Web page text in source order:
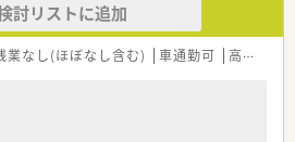
考慮し年収450万円から600万円の範囲で
ります。
い求人です。
も応募可能であり、充実した教育制度で入
します。
討リストに追加
業なし(ほぼなし含む) 車通勤可 高給与(600万円以上)